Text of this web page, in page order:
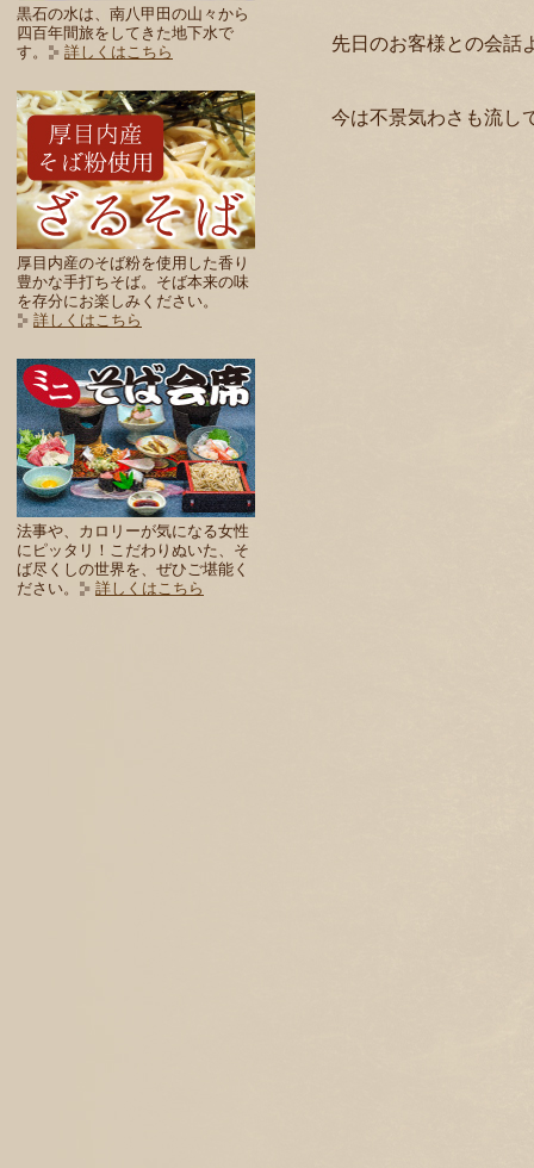
黒石の水は、南八甲田の山々から
四百年間旅をしてきた地下水で
す。
詳しくはこちら
厚目内産のそば粉を使用した香り
豊かな手打ちそば。そば本来の味
を存分にお楽しみください。
詳しくはこちら
法事や、カロリーが気になる女性
にピッタリ！こだわりぬいた、そ
ば尽くしの世界を、ぜひご堪能く
ださい。
詳しくはこちら
先日のお客様との会話
今は不景気わさも流し